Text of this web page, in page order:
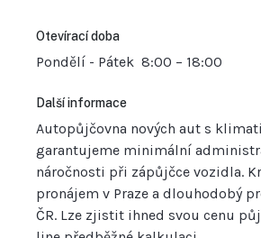
Otevírací doba
Pondělí - Pátek 8:00 – 18:00
Další informace
Autopůjčovna nových aut s
garantujeme minimální
náročnosti při zápůjčce vozidla.
pronájem v Praze a dlouhodobý
ČR. Lze zjistit ihned svou cenu